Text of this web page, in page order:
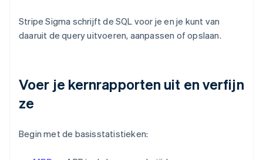
Stripe Sigma schrijft de SQL voor je en je kunt van
daaruit de query uitvoeren, aanpassen of opslaan.
Voer je kernrapporten uit en verfijn
ze
Begin met de basisstatistieken: